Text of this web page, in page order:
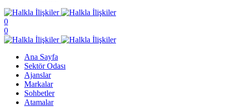
0
0
Ana Sayfa
Sektör Odası
Ajanslar
Markalar
Sohbetler
Atamalar